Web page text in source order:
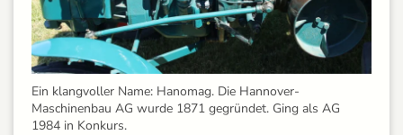
Ein klangvoller Name: Hanomag. Die Hannover-
Maschinenbau AG wurde 1871 gegründet. Ging als AG
1984 in Konkurs.